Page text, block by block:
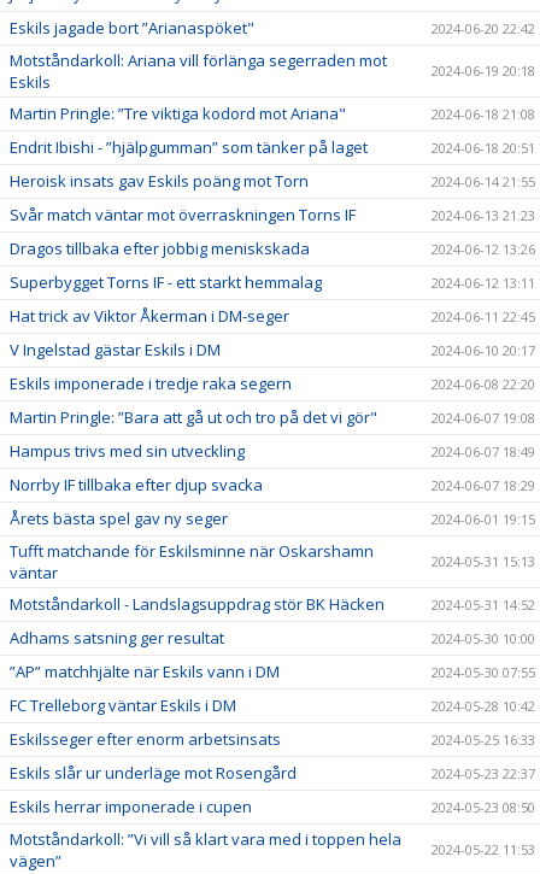
Eskils jagade bort ”Arianaspöket" 2024-06-20 22:42
Motståndarkoll: Ariana vill förlänga segerraden mot
Eskils
2024-06-19 20:18
Martin Pringle: ”Tre viktiga kodord mot Ariana" 2024-06-18 21:08
Endrit Ibishi - ”hjälpgumman” som tänker på laget 2024-06-18 20:51
Heroisk insats gav Eskils poäng mot Torn 2024-06-14 21:55
Svår match väntar mot överraskningen Torns IF 2024-06-13 21:23
Dragos tillbaka efter jobbig meniskskada 2024-06-12 13:26
Superbygget Torns IF - ett starkt hemmalag 2024-06-12 13:11
Hat trick av Viktor Åkerman i DM-seger 2024-06-11 22:45
V Ingelstad gästar Eskils i DM 2024-06-10 20:17
Eskils imponerade i tredje raka segern 2024-06-08 22:20
Martin Pringle: ”Bara att gå ut och tro på det vi gör" 2024-06-07 19:08
Hampus trivs med sin utveckling 2024-06-07 18:49
Norrby IF tillbaka efter djup svacka 2024-06-07 18:29
Årets bästa spel gav ny seger 2024-06-01 19:15
Tufft matchande för Eskilsminne när Oskarshamn
väntar
2024-05-31 15:13
Motståndarkoll - Landslagsuppdrag stör BK Häcken 2024-05-31 14:52
Adhams satsning ger resultat 2024-05-30 10:00
”AP” matchhjälte när Eskils vann i DM 2024-05-30 07:55
FC Trelleborg väntar Eskils i DM 2024-05-28 10:42
Eskilsseger efter enorm arbetsinsats 2024-05-25 16:33
Eskils slår ur underläge mot Rosengård 2024-05-23 22:37
Eskils herrar imponerade i cupen 2024-05-23 08:50
Motståndarkoll: ”Vi vill så klart vara med i toppen hela
vägen”
2024-05-22 11:53